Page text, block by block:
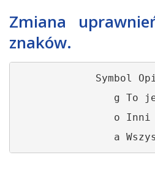
Zmiana
znaków.
Symbol
a